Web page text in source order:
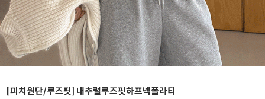
[피치원단/루즈핏] 내추럴루즈핏하프넥폴라티